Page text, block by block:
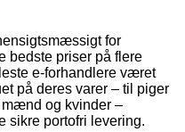
for
bedste priser på flere
e-forhandlere været
på deres varer – til piger
og kvinder –
sikre portofri levering.